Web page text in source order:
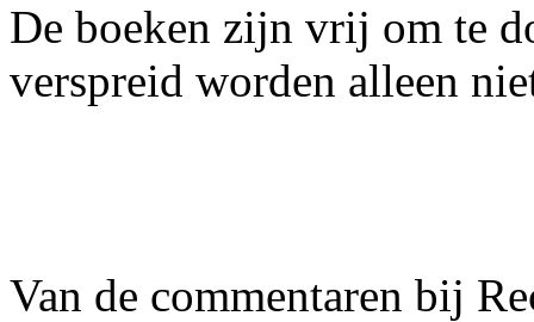
De boeken zijn vrij om te
verspreid worden alleen
Van de commentaren bij